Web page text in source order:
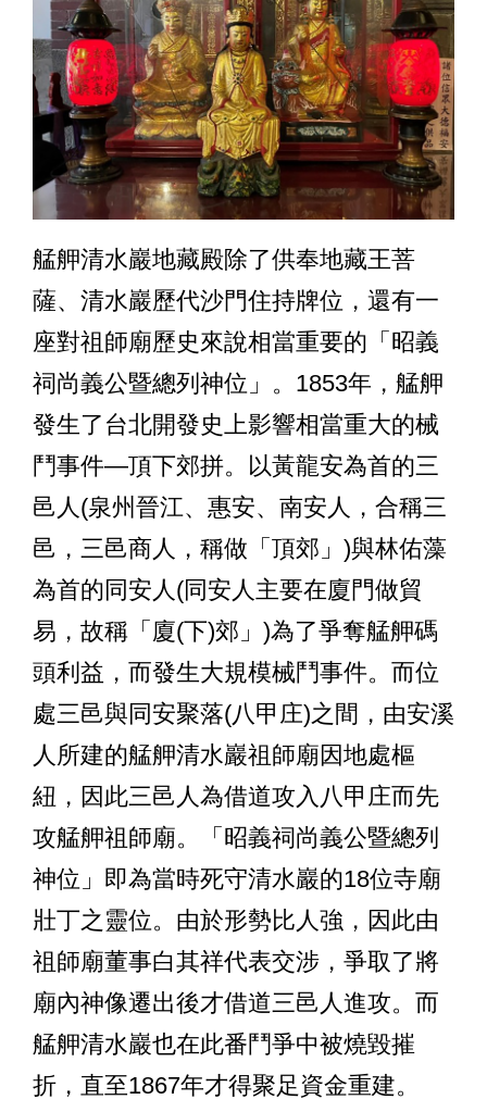
艋舺清水巖地藏殿除了供奉地藏王菩
薩、清水巖歷代沙門住持牌位，還有一
座對祖師廟歷史來說相當重要的「昭義
祠尚義公暨總列神位」。1853年，艋舺
發生了台北開發史上影響相當重大的械
鬥事件—頂下郊拼。以黃龍安為首的三
邑人(泉州晉江、惠安、南安人，合稱三
邑，三邑商人，稱做「頂郊」)與林佑藻
為首的同安人(同安人主要在廈門做貿
易，故稱「廈(下)郊」)為了爭奪艋舺碼
頭利益，而發生大規模械鬥事件。而位
處三邑與同安聚落(八甲庄)之間，由安溪
人所建的艋舺清水巖祖師廟因地處樞
紐，因此三邑人為借道攻入八甲庄而先
攻艋舺祖師廟。「昭義祠尚義公暨總列
神位」即為當時死守清水巖的18位寺廟
壯丁之靈位。由於形勢比人強，因此由
祖師廟董事白其祥代表交涉，爭取了將
廟內神像遷出後才借道三邑人進攻。而
艋舺清水巖也在此番鬥爭中被燒毀摧
折，直至1867年才得聚足資金重建。